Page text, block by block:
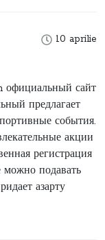
10 aprilie
официальный сайт
предлагает
события.
акции
регистрация
можно подавать
азарту